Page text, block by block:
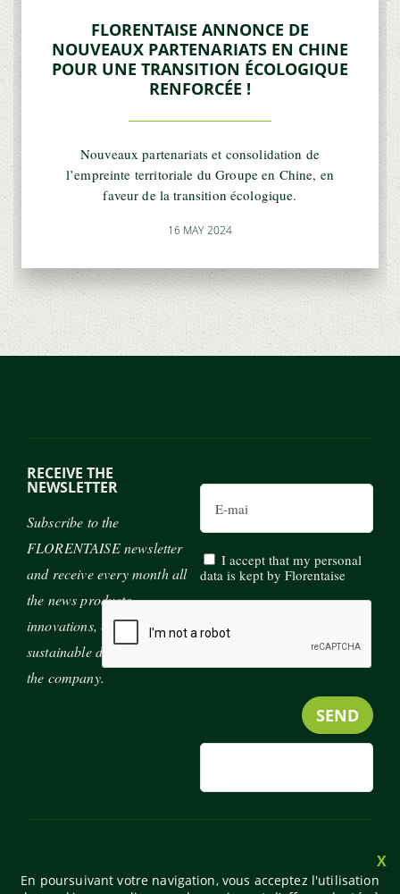
FLORENTAISE ANNONCE DE
NOUVEAUX PARTENARIATS EN CHINE
POUR UNE TRANSITION ÉCOLOGIQUE
RENFORCÉE !
Nouveaux partenariats et consolidation de
l’empreinte territoriale du Groupe en Chine, en
faveur de la transition écologique.
16 MAY 2024
RECEIVE THE
NEWSLETTER
Subscribe to the
FLORENTAISE newsletter
and receive every month all
the news products,
innovations, exhibitions and
sustainable development of
the company.
Email
I accept that my personal
data is kept by Florentaise
PARTNERS
En poursuivant votre navigation, vous acceptez l'utilisation
X